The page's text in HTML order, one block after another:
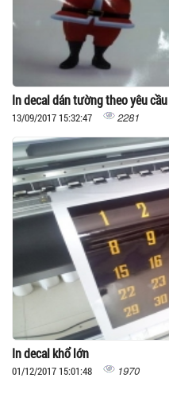
In decal dán tường theo yêu cầu
13/09/2017 15:32:47 2281
In decal khổ lớn
01/12/2017 15:01:48 1970